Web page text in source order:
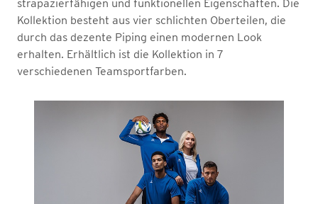
strapazierfähigen und funktionellen Eigenschaften. Die
Kollektion besteht aus vier schlichten Oberteilen, die
durch das dezente Piping einen modernen Look
erhalten. Erhältlich ist die Kollektion in 7
verschiedenen Teamsportfarben.